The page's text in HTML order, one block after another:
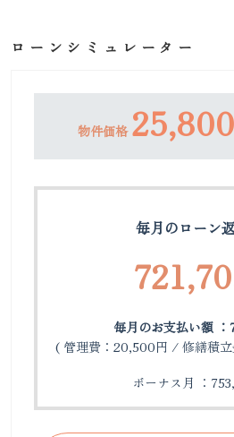
ローンシミュレーター
物件価格 25,800
毎月のローン
毎月のお支払い額 ：
( 管理費：20,500円 / 修繕積
ボーナス月 ：